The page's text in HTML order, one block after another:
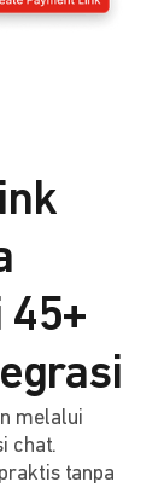
45+
melalui
chat.
tanpa